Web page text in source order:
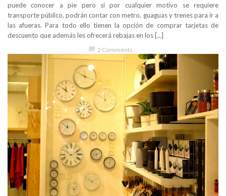
puede conocer a pie pero si por cualquier motivo se requiere
transporte público, podrán contar con metro, guaguas y trenes para ir a
las afueras. Para todo ello tienen la opción de comprar tarjetas de
descuento que además les ofrecerá rebajas en los […]
2 Comments